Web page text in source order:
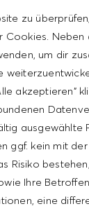
zu
Cookies.
um dir
akzeptieren"
ausgewählte
ggf. kein mit
Risiko
Ihre
eine
and
HUGO BOSS
and
HUGO BOSS